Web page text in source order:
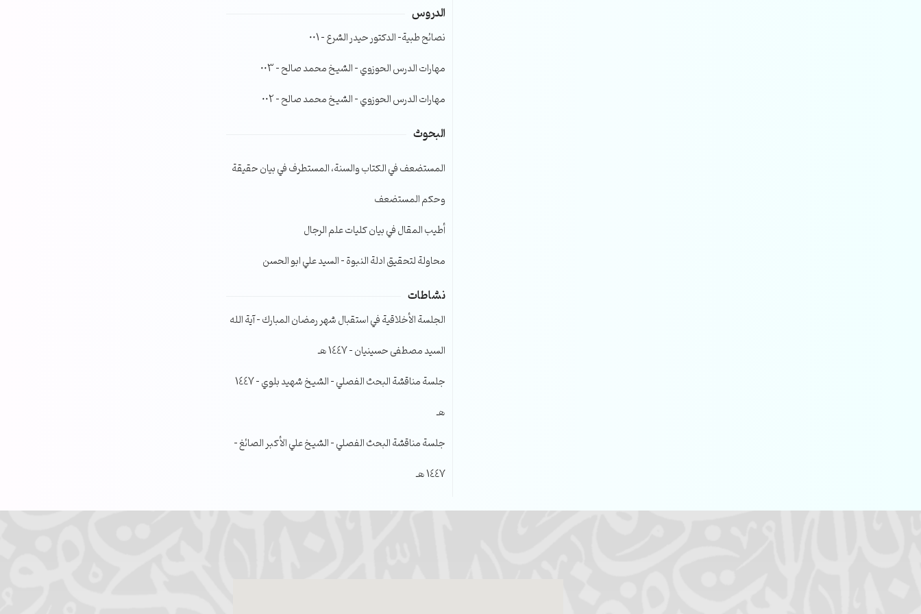
الصوت.الدروس
نصائح طبية- الدكتور حيدر الشرع – 001
مهارات الدرس الحوزوي – الشيخ محمد صالح – 003
مهارات الدرس الحوزوي – الشيخ محمد صالح – 002
البحوث
المستضعف في الكتاب والسنة، المستطرف في بيان حقيقة
وحكم المستضعف
أطيب المقال في بيان كليات علم الرجال
محاولة لتحقيق ادلة النبوة – السيد علي ابو الحسن
نشاطات
الجلسة الأخلاقية في استقبال شهر رمضان المبارك – آية الله
السيد مصطفى حسينيان – 1447 هـ
جلسة مناقشة البحث الفصلي – الشيخ شهيد بلوي – 1447
هـ
جلسة مناقشة البحث الفصلي – الشيخ علي الأكبر الصائغ –
1447 هـ